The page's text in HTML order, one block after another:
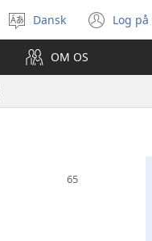
Vælg
sprog
Dansk Log på
(åbner
nyt
OM OS